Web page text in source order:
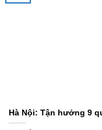
Hà Nội: Tận hưởng 9